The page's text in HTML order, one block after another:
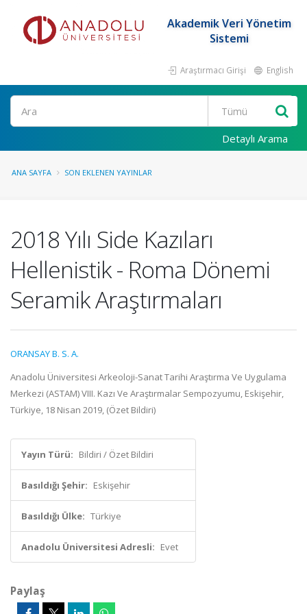
Akademik Veri Yönetim
Sistemi
Araştırmacı Girişi English
Ara
Detaylı Arama
ANA SAYFA SON EKLENEN YAYINLAR
2018 Yılı Side Kazıları
Hellenistik - Roma Dönemi
Seramik Araştırmaları
ORANSAY B. S. A.
Anadolu Üniversitesi Arkeoloji-Sanat Tarihi Araştırma Ve Uygulama
Merkezi (ASTAM) VIII. Kazı Ve Araştırmalar Sempozyumu, Eskişehir,
Türkiye, 18 Nisan 2019, (Özet Bildiri)
Yayın Türü: Bildiri / Özet Bildiri
Basıldığı Şehir: Eskişehir
Basıldığı Ülke: Türkiye
Anadolu Üniversitesi Adresli: Evet
Paylaş